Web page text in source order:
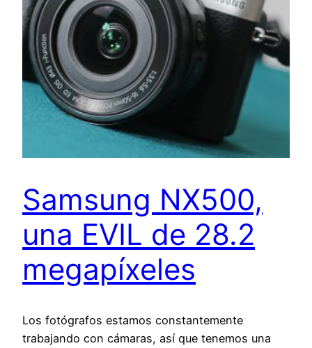
Samsung NX500,
una EVIL de 28.2
megapíxeles
Los fotógrafos estamos constantemente
trabajando con cámaras, así que tenemos una